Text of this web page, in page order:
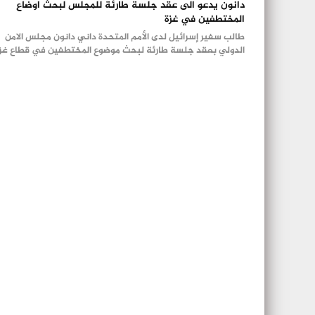
دانون يدعو الى عقد جلسة طارئة للمجلس لبحث اوضاع
المختطفين في غزة
طالب سفير إسرائيل لدى الأمم المتحدة داني دانون مجلس الامن
الدولي بعقد جلسة طارئة لبحث موضوع المختطفين في قطاع